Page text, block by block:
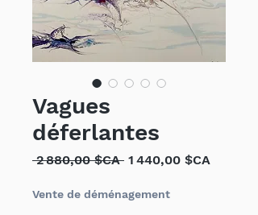
Vagues
déferlantes
2 880,00 $CA Prix
1 440,00 $CA
Vente de déménagement